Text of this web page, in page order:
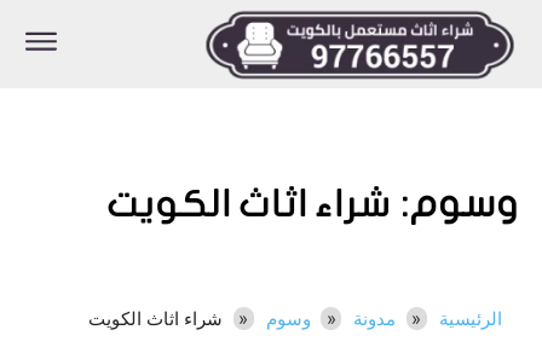
وسوم: شراء اثاث الكويت
الرئيسية مدونة وسوم شراء اثاث الكويت